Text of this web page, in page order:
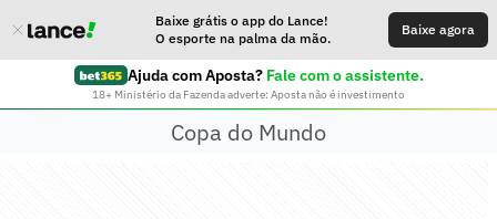
Baixe grátis o app do Lance!
O esporte na palma da mão.
Baixe agora
Ajuda com Aposta? Fale com o assistente.
18+ Ministério da Fazenda adverte: Aposta não é investimento
Copa do Mundo